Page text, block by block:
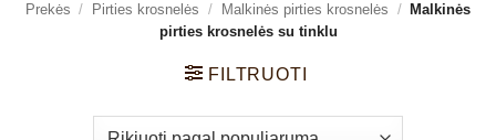
Prekės / Pirties krosnelės / Malkinės pirties krosnelės /
Malkinės
pirties krosnelės su tinklu
FILTRUOTI